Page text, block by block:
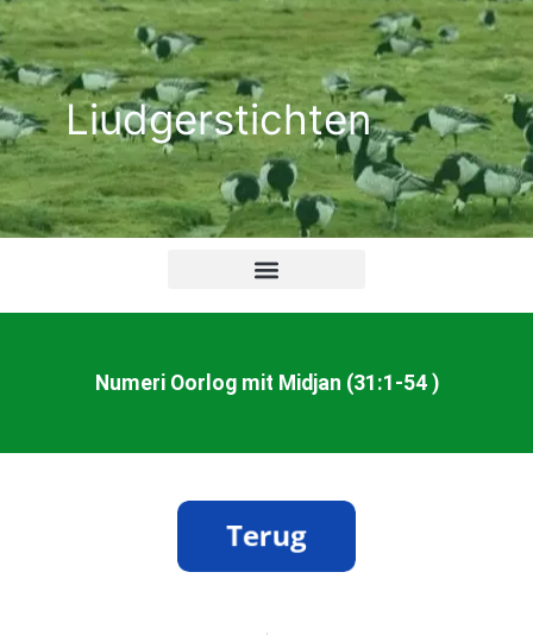
Ga
naar
de
inhoudLiudgerstichten
Numeri Oorlog mit Midjan (31:1-54 )